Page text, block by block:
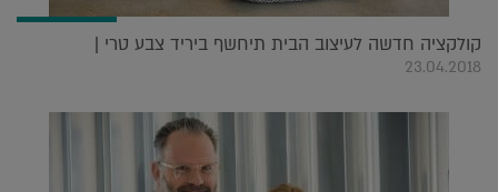
קולקציה חדשה לעיצוב הבית תיחשף ביריד צבע טרי |
23.04.2018